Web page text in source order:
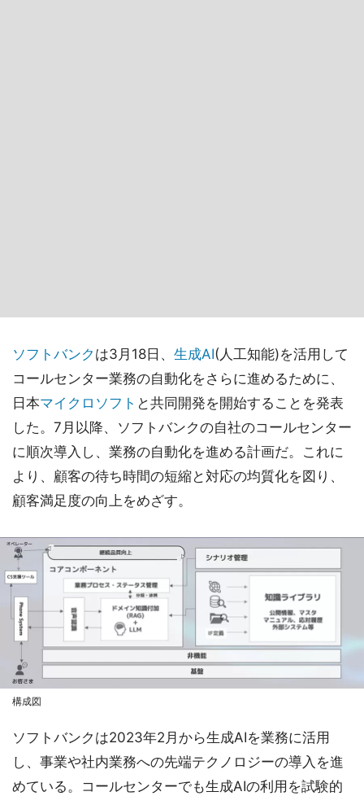
ソフトバンク は3月18日、 生成AI(人工知能)を活用して
コールセンター業務の自動化をさらに進めるために、
日本マイクロソフト と共同開発を開始することを発表
した。7月以降、ソフトバンクの自社のコールセンター
に順次導入し、業務の自動化を進める計画だ。これに
より、顧客の待ち時間の短縮と対応の均質化を図り、
顧客満足度の向上をめざす。
構成図
ソフトバンクは2023年2月から生成AIを業務に活用
し、事業や社内業務への先端テクノロジーの導入を進
めている。コールセンターでも生成AIの利用を試験的